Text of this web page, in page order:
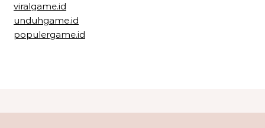
viralgame.id
unduhgame.id
populergame.id